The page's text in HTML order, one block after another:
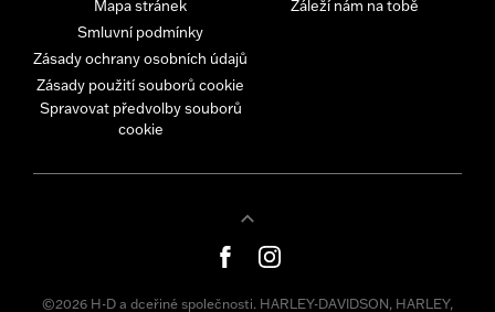
Mapa stránek
Smluvní podmínky
Zásady ochrany osobních údajů
Zásady použití souborů cookie
Spravovat předvolby souborů
cookie
Záleží nám na tobě
©2026 H-D a dceřiné společnosti. HARLEY-DAVIDSON, HARLEY,